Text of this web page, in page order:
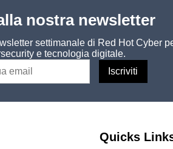
nostra newsletter
settimanale di Red Hot Cyber
e tecnologia digitale.
Quicks